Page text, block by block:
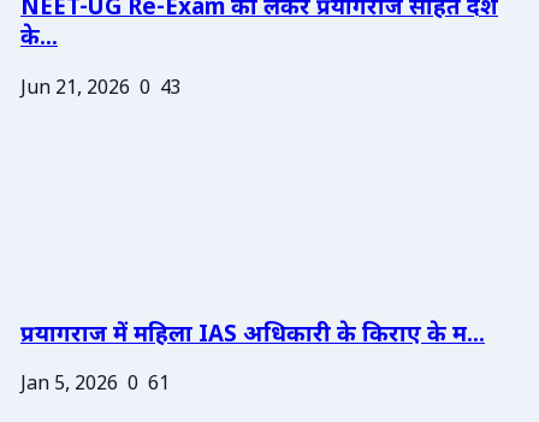
NEET-UG Re-Exam को लेकर प्रयागराज सहित देश
के...
Jun 21, 2026 0 43
प्रयागराज में महिला IAS अधिकारी के किराए के म...
Jan 5, 2026 0 61